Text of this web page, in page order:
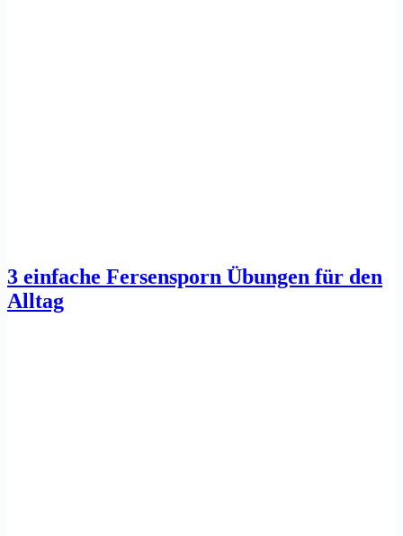
3 einfache Fersensporn Übungen für den
Alltag